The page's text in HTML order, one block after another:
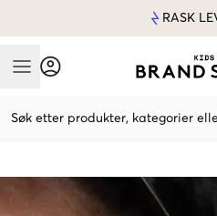
RASK
Mobile Menu
Søk etter produkter, kategorier